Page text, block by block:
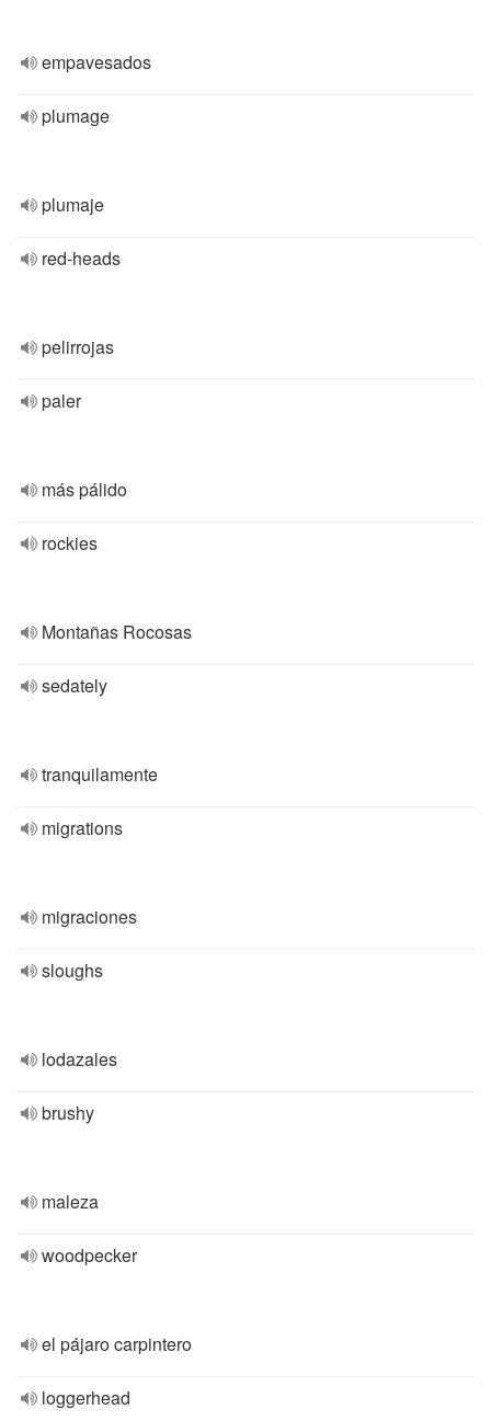
empavesados
plumage
plumaje
red-heads
pelirrojas
paler
más pálido
rockies
Montañas Rocosas
sedately
tranquilamente
migrations
migraciones
sloughs
lodazales
brushy
maleza
woodpecker
el pájaro carpintero
loggerhead